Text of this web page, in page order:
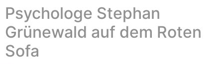
Psychologe Stephan
Grünewald auf dem Roten
Sofa